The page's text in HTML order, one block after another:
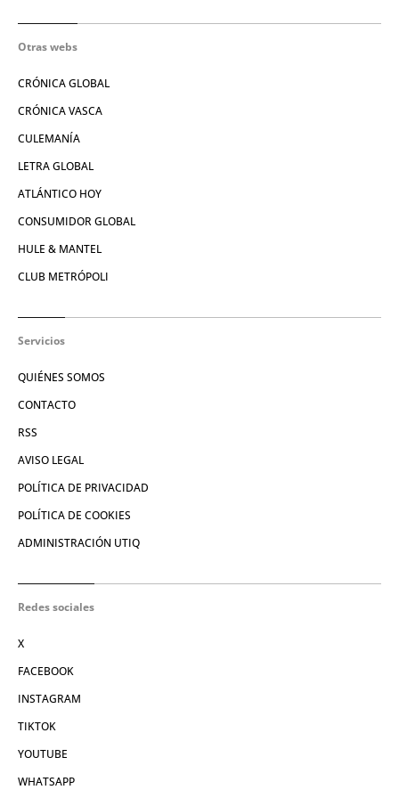
Otras webs
CRÓNICA GLOBAL
CRÓNICA VASCA
CULEMANÍA
LETRA GLOBAL
ATLÁNTICO HOY
CONSUMIDOR GLOBAL
HULE & MANTEL
CLUB METRÓPOLI
Servicios
QUIÉNES SOMOS
CONTACTO
RSS
AVISO LEGAL
POLÍTICA DE PRIVACIDAD
POLÍTICA DE COOKIES
ADMINISTRACIÓN UTIQ
Redes sociales
X
FACEBOOK
INSTAGRAM
TIKTOK
YOUTUBE
WHATSAPP